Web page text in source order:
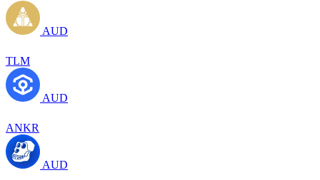
AUD
TLM
AUD
ANKR
AUD